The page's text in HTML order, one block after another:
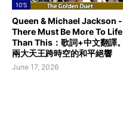
10'S
Queen & Michael Jackson -
There Must Be More To Life
Than This：歌詞+中文翻譯。
兩大天王跨時空的和平絕響
June 17, 2026